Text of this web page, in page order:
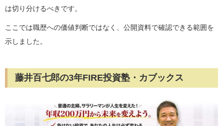
は切り分けるべきです。
ここでは職歴への価値判断ではなく、公開資料で確認できる範囲を
示しました。
藤井百七郎の3年FIRE投資塾・カブックス